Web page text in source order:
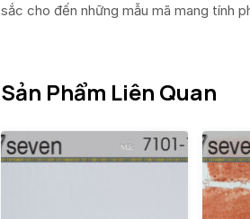
sắc cho đến những mẫu mã mang tính
Sản Phẩm Liên Quan